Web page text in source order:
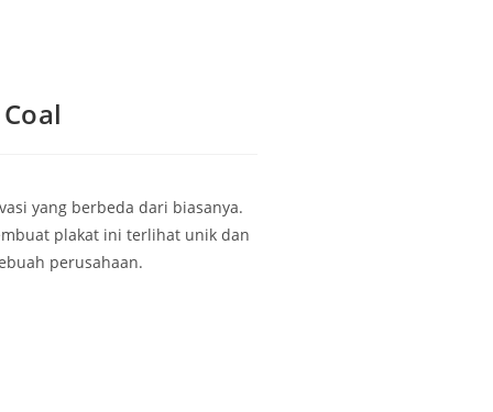
yang berbeda dari biasanya.
plakat ini terlihat unik dan
perusahaan.